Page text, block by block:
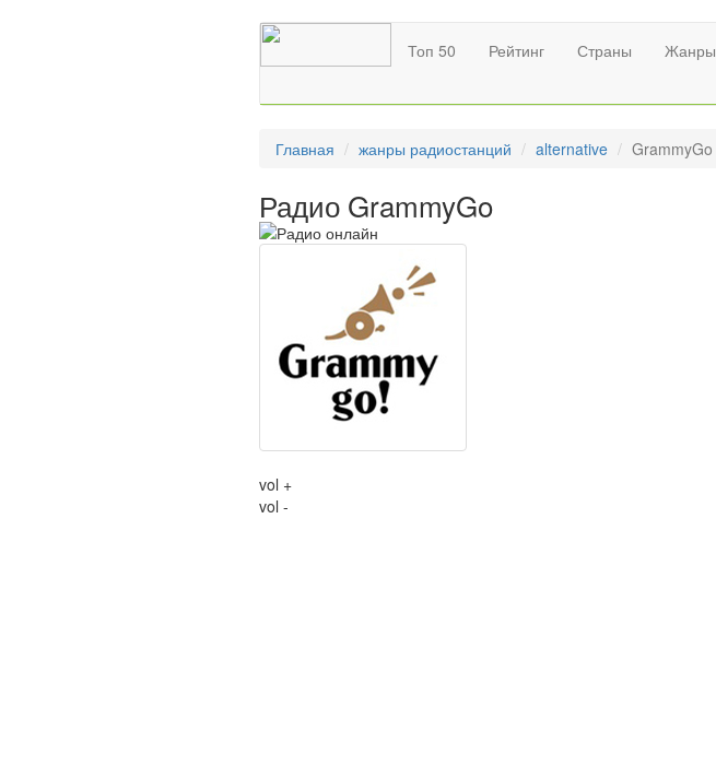
Топ 50 Рейтинг Страны Жанры
Главная жанры радиостанций alternative GrammyGo
Радио GrammyGo
vol +
vol -